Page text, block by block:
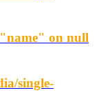
on null
single-